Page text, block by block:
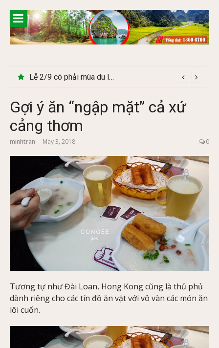
content
Lễ 2/9 có phải mùa du lịch Hà Giang đẹp không?
Gợi ý ăn “ngập mặt” cả xứ
cảng thơm
minhtran May 3, 2018 0
Tương tự như Đài Loan, Hong Kong cũng là thủ phủ
dành riêng cho các tín đồ ăn vặt với vô vàn các món ăn
lôi cuốn.